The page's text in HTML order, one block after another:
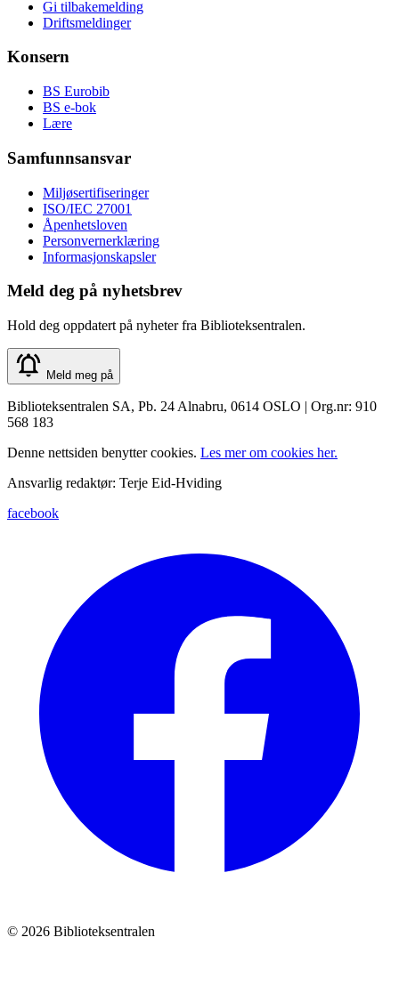
Gi tilbakemelding
Driftsmeldinger
Konsern
BS Eurobib
BS e-bok
Lære
Samfunnsansvar
Miljøsertifiseringer
ISO/IEC 27001
Åpenhetsloven
Personvernerklæring
Informasjonskapsler
Meld deg på nyhetsbrev
Hold deg oppdatert på nyheter fra Biblioteksentralen.
Meld meg på
Biblioteksentralen SA, Pb. 24 Alnabru, 0614 OSLO | Org.nr: 910
568 183
Denne nettsiden benytter cookies. Les mer om cookies her.
Ansvarlig redaktør: Terje Eid-Hviding
facebook
© 2026 Biblioteksentralen